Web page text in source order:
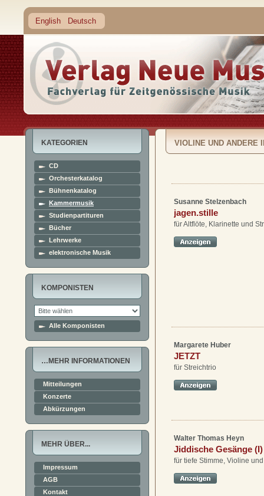
English Deutsch
KATEGORIEN
CD
Orchesterkatalog
Bühnenkatalog
Kammermusik
Studienpartituren
Bücher
Lehrwerke
elektronische Musik
KOMPONISTEN
Alle Komponisten
…MEHR INFORMATIONEN
Mitteilungen
Konzerte
Abkürzungen
MEHR ÜBER...
Impressum
AGB
Kontakt
VIOLINE UND ANDERE
Susanne Stelzenbach
jagen.stille
für Altflöte, Klarinette und
Margarete Huber
JETZT
für Streichtrio
Walter Thomas Heyn
Jiddische Gesänge (I)
für tiefe Stimme, Violine